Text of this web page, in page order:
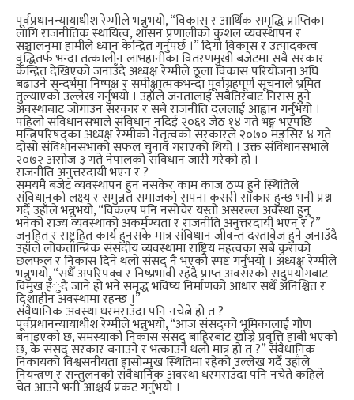
पूर्वप्रधानन्यायाधीश रेग्मीले भन्नुभयो, “विकास र आर्थिक समृद्धि प्राप्तिका
लागि राजनीतिक स्थायित्व, शासन प्रणालीको कुशल व्यवस्थापन र
सञ्चालनमा हामीले ध्यान केन्द्रित गर्नुपर्छ ।” दिगो विकास र उत्पादकत्व
वृद्धितर्फ भन्दा तत्कालीन लाभहानीका वितरणमुखी बजेटमा सबै सरकार
केन्द्रित देखिएको जनाउँदै अध्यक्ष रेग्मीले ठूला विकास परियोजना अघि
बढाउने सन्दर्भमा निष्पक्ष र समीक्षात्मकभन्दा पूूर्वाग्रहपूर्ण सूचनाले भ्रमित
तुल्याएको उल्लेख गर्नुभयो । उहाँले जनतालाई सबैतिरबाट निरास हुने
अवस्थाबाट जोगाउन सरकार र सबै राजनीति दललाई आह्वान गर्नुभयो ।
पहिलो संविधानसभाले संविधान नदिई २०६९ जेठ १४ गते भङ्ग भएपछि
मन्त्रिपरिषद्का अध्यक्ष रेग्मीको नेतृत्वको सरकारले २०७० मङ्सिर ४ गते
दोस्रो संविधानसभाको सफल चुनाव गराएको थियो । उक्त संविधानसभाले
२०७२ असोज ३ गते नेपालको संविधान जारी गरेको हो ।
राजनीति अनुत्तरदायी भएन र ?
समयमै बजेट व्यवस्थापन हुन नसकेर काम काज ठप्प हुने स्थितिले
संविधानको लक्ष्य र समुन्नत समाजको सपना कसरी साकार हुन्छ भनी प्रश्न
गर्दै उहाँले भन्नुभयो, “विकल्प पनि नसोचेर यस्तो असरल्ल अवस्था हुनु
भनेको राज्य व्यवस्थाको अकर्मण्यता र राजनीति अनुत्तरदायी भएन र ?”
जनहित र राष्ट्रहित कार्य हुनसके मात्र संविधान जीवन्त दस्तावेज हुने जनाउँदै
उहाँले लोकतान्त्रिक संसदीय व्यवस्थामा राष्ट्रिय महत्वका सबै कुराको
छलफल र निकास दिने थलो संसद् नै भएको स्पष्ट गर्नुभयो । अध्यक्ष रेग्मीले
भन्नुभयो, “सधैँ अपरिपक्व र निष्प्रभावी रहँदै प्राप्त अवसरको सदुपयोगबाट
विमुख हँुदै जाने हो भने समृद्ध भविष्य निर्माणको आधार सधैँ अनिश्चित र
दिशाहीन अवस्थामा रहन्छ ।”
संवैधानिक अवस्था धरमराउँदा पनि नचेत्ने हो त ?
पूर्वप्रधानन्यायाधीश रेग्मीले भन्नुभयो, “आज संसद्को भूमिकालाई गौण
बनाइएको छ, समस्याको निकास संसद् बाहिरबाट खोज्ने प्रवृत्ति हाबी भएको
छ, के संसद् सरकार बनाउने र भत्काउने थलो मात्र हो त ?” संवैधानिक
निकायको विश्वसनीयता ह्रासोन्मुख स्थितिमा रहेको उल्लेख गर्दै उहाँले
नियन्त्रण र सन्तुलनको संवैधानिक अवस्था धरमराउँदा पनि नचेते कहिले
चेत आउने भनी आश्चर्य प्रकट गर्नुभयो ।